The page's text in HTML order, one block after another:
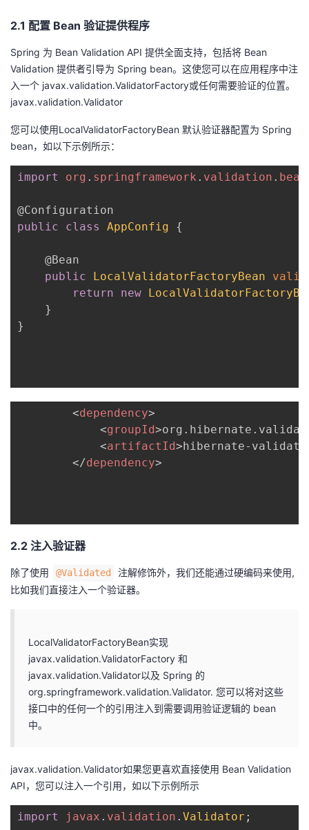
2.1 配置 Bean 验证提供程序
Spring 为 Bean Validation API 提供全面支持，包括将 Bean
Validation 提供者引导为 Spring bean。这使您可以在应用程序中注
入一个 javax.validation.ValidatorFactory或任何需要验证的位置。
javax.validation.Validator
您可以使用LocalValidatorFactoryBean 默认验证器配置为 Spring
bean，如以下示例所示：
import org . springframework . validation .
@Configuration
public
class AppConfig {
@Bean
public
LocalValidatorFactoryBean
return
new
}
}
<dependency>
<groupId>
<artifactId> hibernate-
</dependency>
2.2 注入验证器
除了使用 @Validated
注解修饰外，我们还能通过硬编码来使用,
比如我们直接注入一个验证器。
LocalValidatorFactoryBean实现
javax.validation.ValidatorFactory 和
javax.validation.Validator以及 Spring 的
org.springframework.validation.Validator. 您可以将对这些
接口中的任何一个的引用注入到需要调用验证逻辑的 bean
中。
javax.validation.Validator如果您更喜欢直接使用 Bean Validation
API，您可以注入一个引用，如以下示例所示
import javax . validation . Validator ;